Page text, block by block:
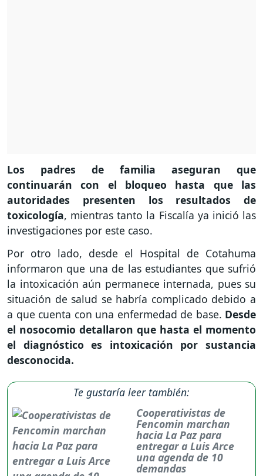
Los padres de familia aseguran que
continuarán con el bloqueo hasta que las
autoridades presenten los resultados de
toxicología, mientras tanto la Fiscalía ya inició las
investigaciones por este caso.
Por otro lado, desde el Hospital de Cotahuma
informaron que una de las estudiantes que sufrió
la intoxicación aún permanece internada, pues su
situación de salud se habría complicado debido a
a que cuenta con una enfermedad de base. Desde
el nosocomio detallaron que hasta el momento
el diagnóstico es intoxicación por sustancia
desconocida.
Te gustaría leer también:
Cooperativistas de
Fencomin marchan
hacia La Paz para
entregar a Luis Arce
una agenda de 10
demandas